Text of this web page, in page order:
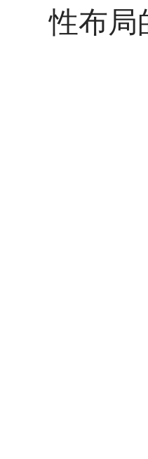
性布局